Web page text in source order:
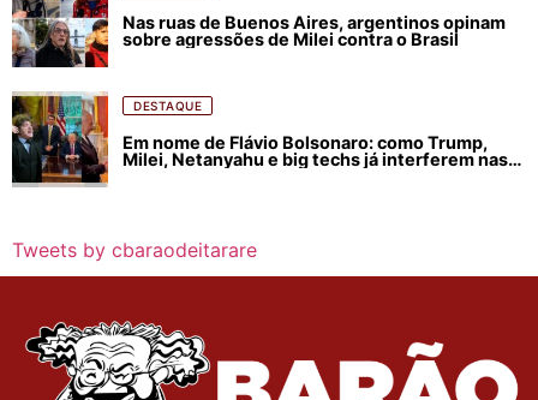
Nas ruas de Buenos Aires, argentinos opinam
sobre agressões de Milei contra o Brasil
DESTAQUE
Em nome de Flávio Bolsonaro: como Trump,
Milei, Netanyahu e big techs já interferem nas
Tweets by cbaraodeitarare